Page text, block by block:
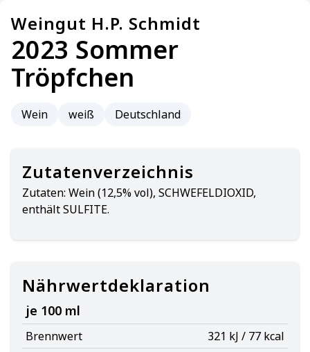
Weingut H.P. Schmidt
2023 Sommer
Tröpfchen
Wein weiß Deutschland
Zutatenverzeichnis
Zutaten: Wein (12,5% vol), SCHWEFELDIOXID,
enthält SULFITE.
Nährwertdeklaration
je 100 ml
Brennwert
321 kJ / 77 kcal